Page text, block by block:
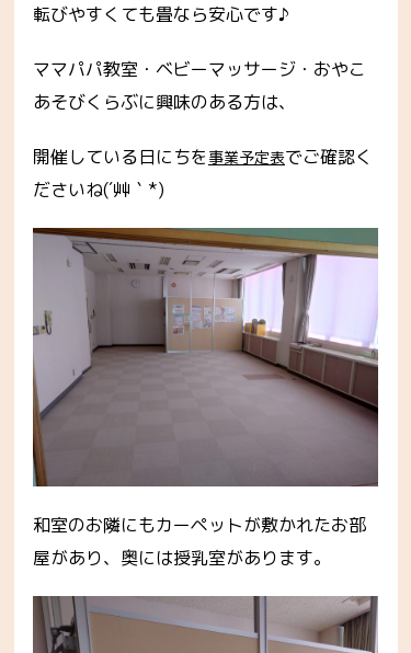
転びやすくても畳なら安心です♪
ママパパ教室・ベビーマッサージ・おやこ
あそびくらぶに興味のある方は、
開催している日にちを 事業予定表でご確認く
ださいね(´艸｀*)
和室のお隣にもカーペットが敷かれたお部
屋があり、奥には授乳室があります。